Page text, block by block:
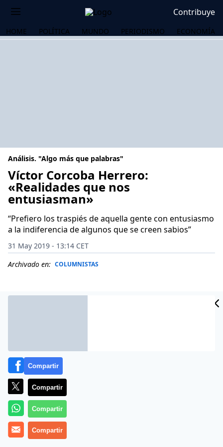
Contribuye
HOME POLÍTICA MUNDO PERIODISMO ECONOMÍA
Análisis. "Algo más que palabras"
Víctor Corcoba Herrero:
«Realidades que nos
entusiasman»
“Prefiero los traspiés de aquella gente con entusiasmo
a la indiferencia de algunos que se creen sabios”
31 May 2019 - 13:14 CET
Archivado en: COLUMNISTAS
Hay realidades que nos entusiasman por su
entramado de relaciones vinculantes, que nos dan pie
Compartir
Compartir
Compartir
Compartir